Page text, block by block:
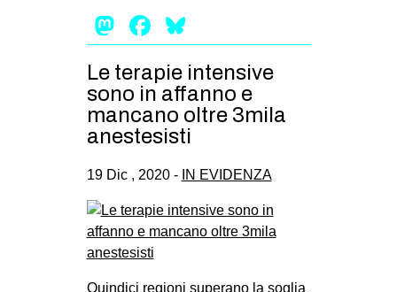
Mastodon
Facebook
Le terapie intensive
sono in affanno e
mancano oltre 3mila
anestesisti
19 Dic , 2020 - IN EVIDENZA
Quindici regioni superano la soglia